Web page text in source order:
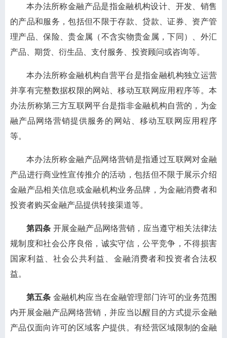
本办法所称金融产品是指金融机构设计、开发、销售
的产品和服务，包括但不限于存款、贷款、证券、资产管
理产品、保险、贵金属（不含实物贵金属，下同）、外汇
产品、期货、衍生品、支付服务、投资顾问或咨询等。
本办法所称金融机构自营平台是指金融机构独立运营
并享有完整数据权限的网站、移动互联网应用程序等。本
办法所称第三方互联网平台是指非金融机构自营的，为金
融产品网络营销提供服务的网站、移动互联网应用程序
等。
本办法所称金融产品网络营销是指通过互联网对金融
产品进行商业性宣传推介的活动，包括但不限于展示介绍
金融产品相关信息或金融机构业务品牌，为金融消费者和
投资者购买金融产品提供转接渠道等。
第四条 开展金融产品网络营销，应当遵守相关法律法
规制度和社会公序良俗，诚实守信，公平竞争，不得损害
国家利益、社会公共利益、金融消费者和投资者合法权
益。
第五条 金融机构应当在金融管理部门许可的业务范围
内开展金融产品网络营销，并应当以醒目的方式提示金融
产品仅面向许可的区域客户提供。有经营区域限制的金融